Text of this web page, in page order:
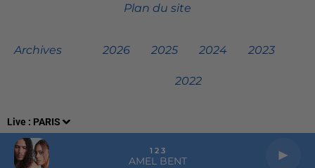
Live : PARIS
1 2 3
AMEL BENT
Plan du site
Archives 2026 2025 2024 2023
2022